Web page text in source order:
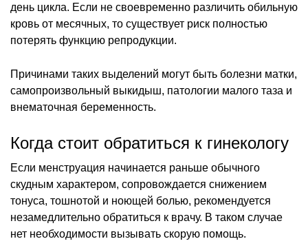
день цикла. Если не своевременно различить обильную
кровь от месячных, то существует риск полностью
потерять функцию репродукции.
Причинами таких выделений могут быть болезни матки,
самопроизвольный выкидыш, патологии малого таза и
внематочная беременность.
Когда стоит обратиться к гинекологу
Если менструация начинается раньше обычного
скудным характером, сопровождается снижением
тонуса, тошнотой и ноющей болью, рекомендуется
незамедлительно обратиться к врачу. В таком случае
нет необходимости вызывать скорую помощь.